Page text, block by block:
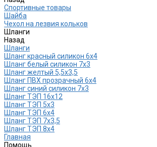
Спортивные товары
Шайба
Чехол на лезвия кольков
Шланги
Назад
Шланги
Шланг красный силикон 6х4
Шланг белый силикон 7х3
Шланг желтый 5,5х3,5
Шланг ПВХ прозрачный 6х4
Шланг синий силикон 7х3
Шланг ТЭП 16х12
Шланг ТЭП 5х3
Шланг ТЭП 6х4
Шланг ТЭП 7х3,5
Шланг ТЭП 8х4
Главная
Помощь